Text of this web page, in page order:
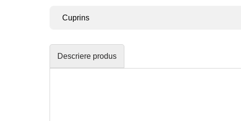
Cuprins
Descriere produs